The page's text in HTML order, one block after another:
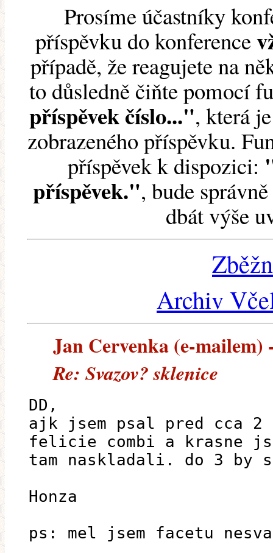
Prosíme účastníky
příspěvku do konference
případě, že reagujete na
to důsledně čiňte pomocí
příspěvek číslo...", která
zobrazeného příspěvku.
příspěvek k dispozici:
příspěvek.", bude
dbát výše
Archiv
Jan Cervenka (e-mailem)
Re: Svazov? sklenice
DD,
ajk jsem psal pred cca 2
felicie combi a krasne
tam naskladali. do 3
Honza
ps: mel jsem facetu